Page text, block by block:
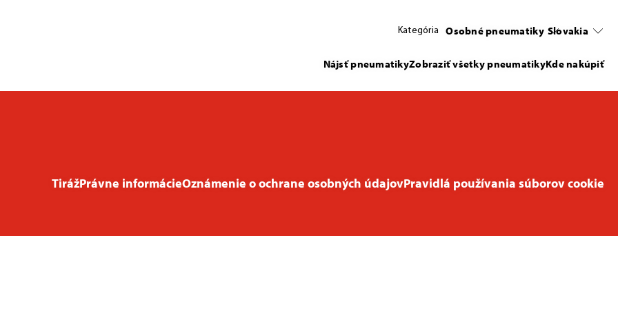
Kategória Osobné pneumatiky Slovakia
Nájsť pneumatikyZobraziť všetky pneumatikyKde nakúpiť
TirážPrávne informácieOznámenie o ochrane osobných údajovPravidlá používania súborov cookie